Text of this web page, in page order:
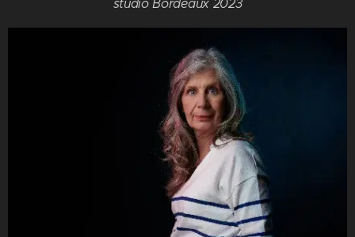
studio Bordeaux 2023